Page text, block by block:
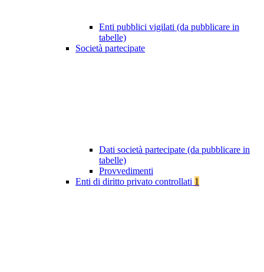
Enti pubblici vigilati (da pubblicare in
tabelle)
Società partecipate
Dati società partecipate (da pubblicare in
tabelle)
Provvedimenti
Enti di diritto privato controllati 1